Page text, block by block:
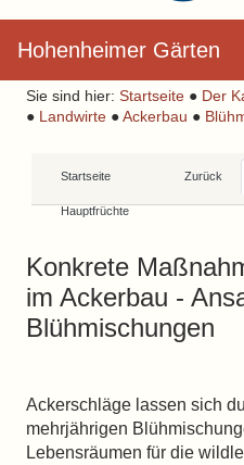
Hohenheimer Gärten
Sie sind hier: Startseite ● Der
● Landwirte ●Ackerbau ●
Startseite Zurück
Hauptfrüchte
Konkrete
im Ackerbau -
Blühmischungen
Ackerschläge lassen sich
mehrjährigen
Lebensräumen für die